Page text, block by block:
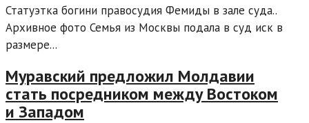
Статуэтка богини правосудия Фемиды в зале суда..
Архивное фото Семья из Москвы подала в суд иск в
размере...
Муравский предложил Молдавии
стать посредником между Востоком
и Западом